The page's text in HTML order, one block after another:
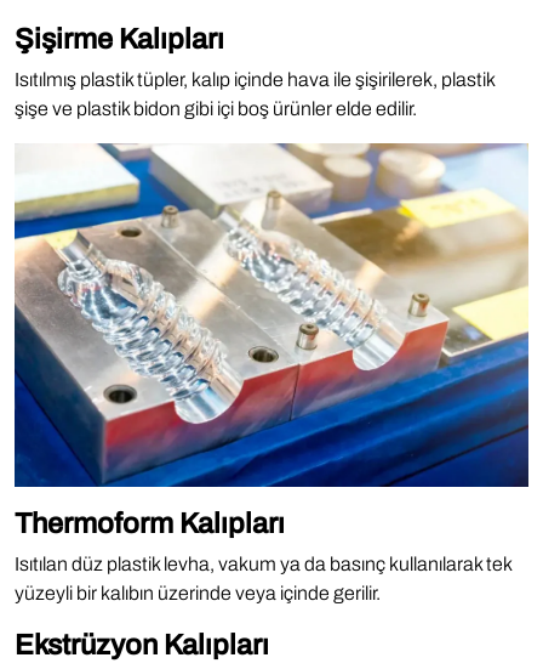
Şişirme Kalıpları
Isıtılmış plastik tüpler, kalıp içinde hava ile şişirilerek, plastik
şişe ve plastik bidon gibi içi boş ürünler elde edilir.
Thermoform Kalıpları
Isıtılan düz plastik levha, vakum ya da basınç kullanılarak tek
yüzeyli bir kalıbın üzerinde veya içinde gerilir.
Ekstrüzyon Kalıpları